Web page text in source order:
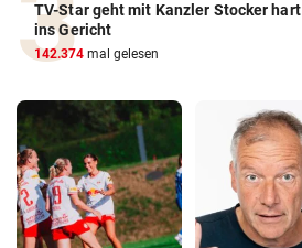
TV-Star geht mit Kanzler Stocker hart
ins Gericht
142.374 mal gelesen